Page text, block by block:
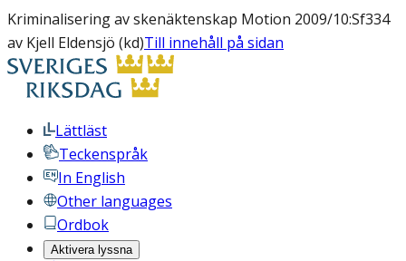
Kriminalisering av skenäktenskap Motion 2009/10:Sf334
av Kjell Eldensjö (kd)Till innehåll på sidan
Lättläst
Teckenspråk
In English
Other languages
Ordbok
Aktivera lyssna